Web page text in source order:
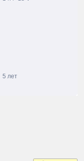
5 лет